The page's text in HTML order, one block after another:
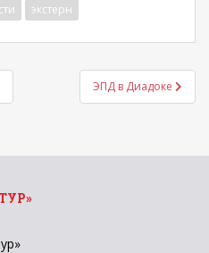
экстерн
ЭПД в Диадоке